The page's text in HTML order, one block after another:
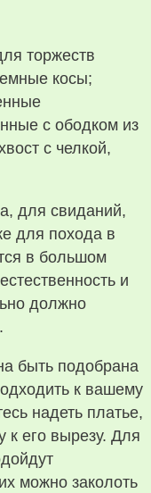
торжеств
косы;
с ободком из
с челкой,
для свиданий,
для похода в
в большом
и
должно
быть подобрана
к вашему
надеть платье,
к его вырезу. Для
можно заколоть